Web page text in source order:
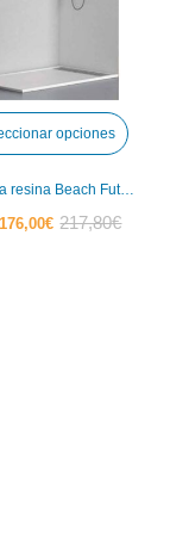
opciones
Este
Plato de ducha resina Beach Futurbaño
176,00€El217,80€El